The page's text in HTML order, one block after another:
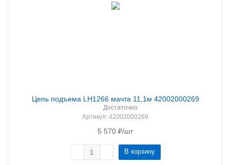
Цепь подъема LH1266 мачта 11,1м 42002000269
Достаточно
Артикул: 42002000269
5 570 ₽/шт
В корзину